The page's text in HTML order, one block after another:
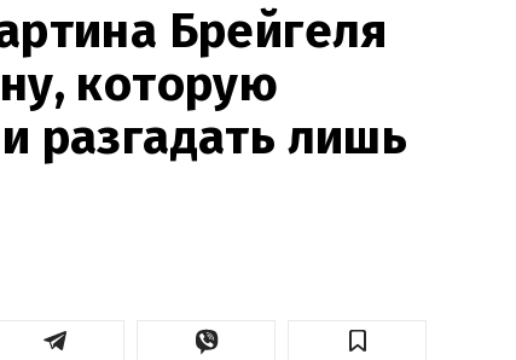
Брейгеля
которую
разгадать лишь